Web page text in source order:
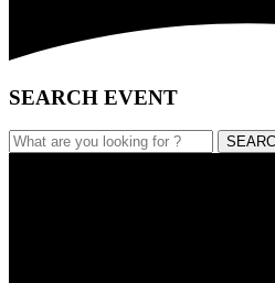
SEARCH EVENT